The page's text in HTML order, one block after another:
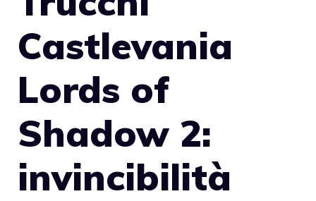
Castlevania
Lords of
Shadow 2:
invincibilità